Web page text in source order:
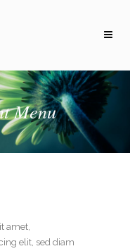
Menu
amet,
elit, sed diam